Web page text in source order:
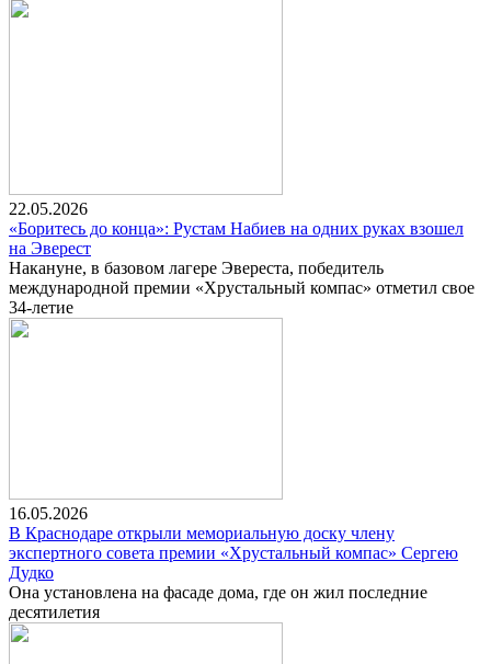
22.05.2026
«Боритесь до конца»: Рустам Набиев на одних руках взошел
на Эверест
Накануне, в базовом лагере Эвереста, победитель
международной премии «Хрустальный компас» отметил свое
34-летие
16.05.2026
В Краснодаре открыли мемориальную доску члену
экспертного совета премии «Хрустальный компас» Сергею
Дудко
Она установлена на фасаде дома, где он жил последние
десятилетия